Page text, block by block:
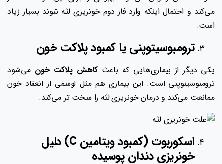
می‌کند و احتمال اینکه وارد فاز دوم خونریزی لثه شوند بسیار زیاد
است.
ترومبوسیتوپنی یا کمبود پلاکت خون
یکی دیگر از بیماری‌هایی که باعث کاهش پلاکت خون می‌شود
ترومبوسیتوپنی است. این بیماری هم مثل لوسمی از انعقاد خون
ممانعت می‌کند و درمان خونریزی لثه را سخت تر می‌کند.
اسکوربوت (کمبود ویتامین C) دلیل
خونریزی دندان پوسیده